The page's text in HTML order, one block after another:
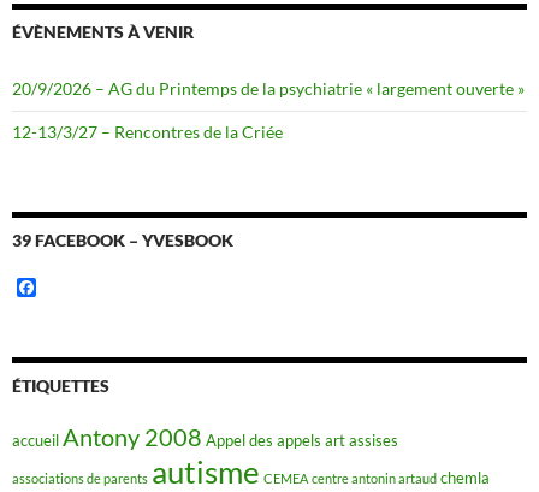
ÉVÈNEMENTS À VENIR
20/9/2026 – AG du Printemps de la psychiatrie « largement ouverte »
12-13/3/27 – Rencontres de la Criée
39 FACEBOOK – YVESBOOK
b
o
ÉTIQUETTES
accueilAntony 2008 Appel des appels artassises
associations de parents autisme CEMEA centre antonin artaud chemla